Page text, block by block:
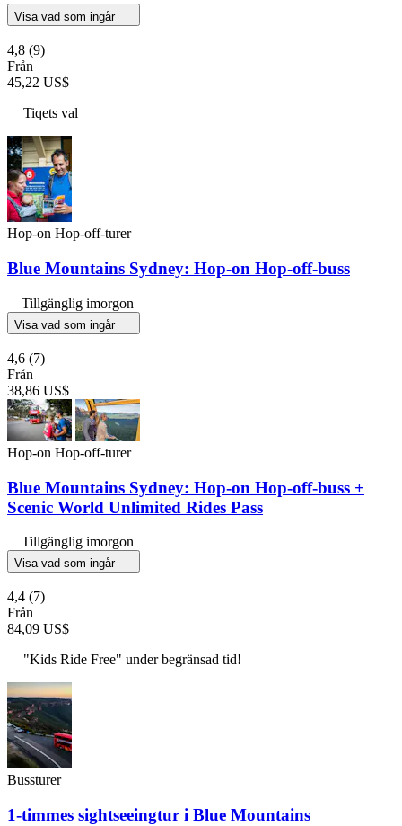
Visa vad som ingår
4,8 (9)
Från
45,22 US$
Tiqets val
Hop-on Hop-off-turer
Blue Mountains Sydney: Hop-on Hop-off-buss
Tillgänglig imorgon
Visa vad som ingår
4,6 (7)
Från
38,86 US$
Hop-on Hop-off-turer
Blue Mountains Sydney: Hop-on Hop-off-buss +
Scenic World Unlimited Rides Pass
Tillgänglig imorgon
Visa vad som ingår
4,4 (7)
Från
84,09 US$
"Kids Ride Free" under begränsad tid!
Bussturer
1-timmes sightseeingtur i Blue Mountains